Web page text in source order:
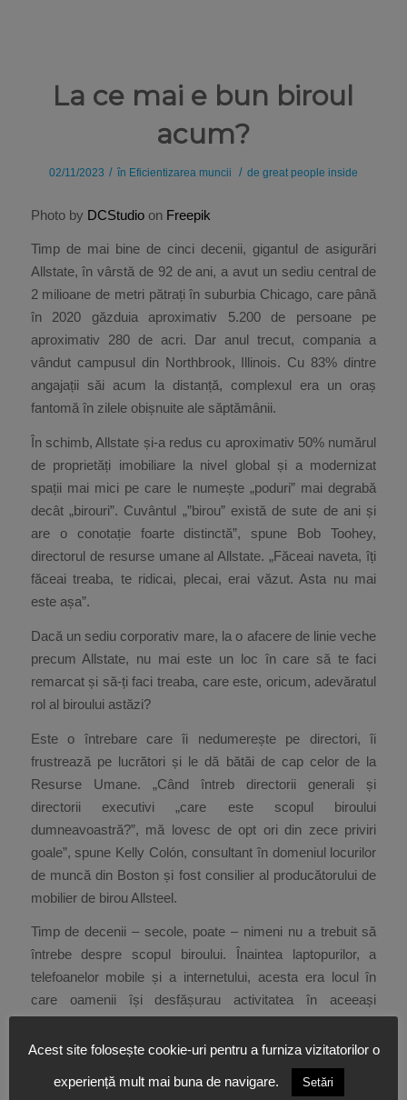
La ce mai e bun biroul
acum?
02/11/2023 / în Eficientizarea muncii / de great people inside
Photo by DCStudioon Freepik
Timp de mai bine de cinci decenii, gigantul de asigurări
Allstate, în vârstă de 92 de ani, a avut un sediu central de
2 milioane de metri pătrați în suburbia Chicago, care până
în 2020 găzduia aproximativ 5.200 de persoane pe
aproximativ 280 de acri. Dar anul trecut, compania a
vândut campusul din Northbrook, Illinois. Cu 83% dintre
angajații săi acum la distanță, complexul era un oraș
fantomă în zilele obișnuite ale săptămânii.
În schimb, Allstate și-a redus cu aproximativ 50% numărul
de proprietăți imobiliare la nivel global și a modernizat
spații mai mici pe care le numește „poduri” mai degrabă
decât „birouri”. Cuvântul „”birou” există de sute de ani și
are o conotație foarte distinctă”, spune Bob Toohey,
directorul de resurse umane al Allstate. „Făceai naveta, îți
făceai treaba, te ridicai, plecai, erai văzut. Asta nu mai
este așa”.
Dacă un sediu corporativ mare, la o afacere de linie veche
precum Allstate, nu mai este un loc în care să te faci
remarcat și să-ți faci treaba, care este, oricum, adevăratul
rol al biroului astăzi?
Este o întrebare care îi nedumerește pe directori, îi
frustrează pe lucrători și le dă bătăi de cap celor de la
Resurse Umane. „Când întreb directorii generali și
directorii executivi „care este scopul biroului
dumneavoastră?”, mă lovesc de opt ori din zece priviri
goale”, spune Kelly Colón, consultant în domeniul locurilor
de muncă din Boston și fost consilier al producătorului de
mobilier de birou Allsteel.
Timp de decenii – secole, poate – nimeni nu a trebuit să
întrebe despre scopul biroului. Înaintea laptopurilor, a
telefoanelor mobile și a internetului, acesta era locul în
care oamenii își desfășurau activitatea în aceeași
care companiile își puteau pune numele pe o clădire care
le evidenția marca, le consolida cultura și le prezenta
statutul.
Acest site folosește cookie-uri pentru a furniza vizitatorilor o
experiență mult mai buna de navigare. Setări